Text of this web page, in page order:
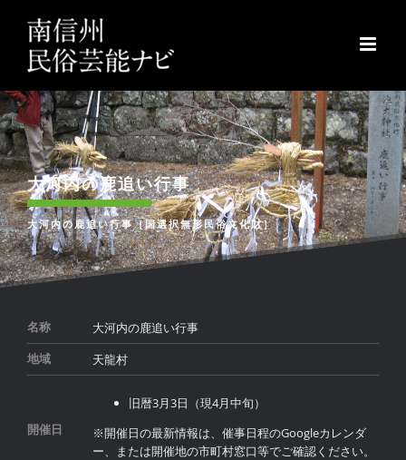
content
大河内の鹿追い行事
大河内の鹿追い行事［国選択無形民俗文化財］
名称 大河内の鹿追い行事
地域 天龍村
開催日
旧暦3月3日（現4月中旬）
※開催日の最新情報は、催事日程のGoogleカレンダ
ー、または開催地の市町村窓口等でご確認ください。